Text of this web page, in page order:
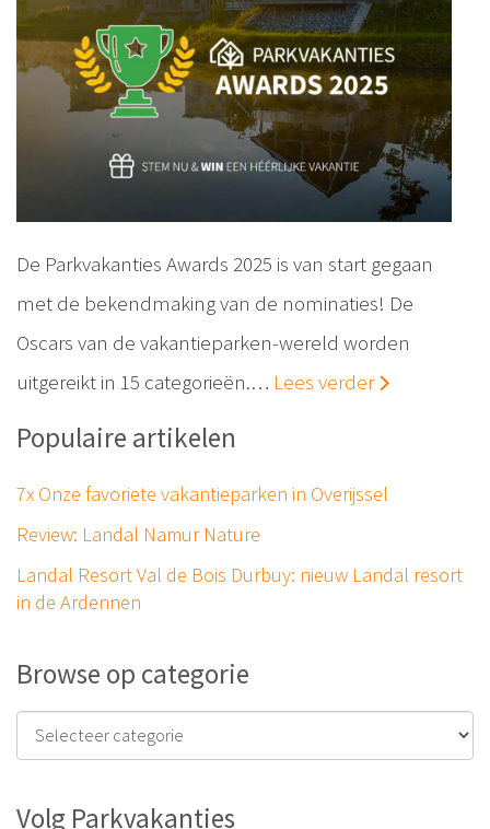
De Parkvakanties Awards 2025 is van start gegaan
met de bekendmaking van de nominaties! De
Oscars van de vakantieparken-wereld worden
uitgereikt in 15 categorieën.… Lees verder
Populaire artikelen
7x Onze favoriete vakantieparken in Overijssel
Review: Landal Namur Nature
Landal Resort Val de Bois Durbuy: nieuw Landal resort
in de Ardennen
Browse op categorie
Volg Parkvakanties